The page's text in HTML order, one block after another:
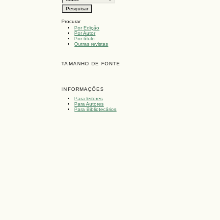
Procurar
Por Edição
Por Autor
Por título
Outras revistas
TAMANHO DE FONTE
INFORMAÇÕES
Para leitores
Para Autores
Para Bibliotecários